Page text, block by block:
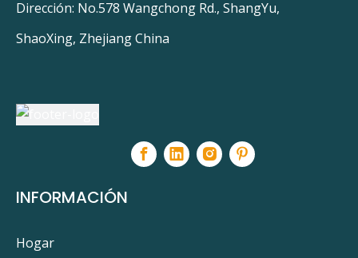
Dirección: No.578 Wangchong Rd., ShangYu,
ShaoXing, Zhejiang China
INFORMACIÓN
Hogar